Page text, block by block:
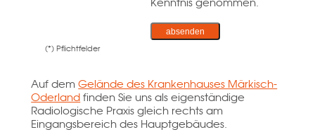
(*) Pflichtfelder
Auf demGelände des Krankenhauses Märkisch-
Oderland finden Sie uns als eigenständige
Radiologische Praxis gleich rechts am
Eingangsbereich des Hauptgebäudes.